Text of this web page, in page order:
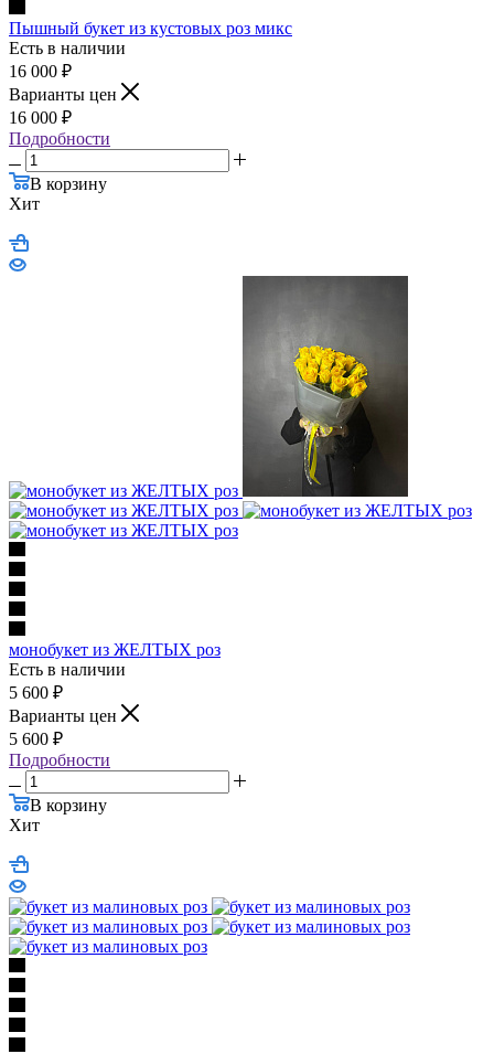
Пышный букет из кустовых роз микс
Есть в наличии
16 000 ₽
Варианты цен
16 000 ₽
Подробности
В корзину
Хит
монобукет из ЖЕЛТЫХ роз
Есть в наличии
5 600 ₽
Варианты цен
5 600 ₽
Подробности
В корзину
Хит